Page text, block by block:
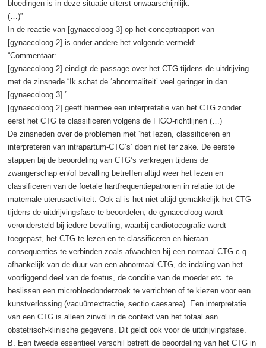
bloedingen is in deze situatie uiterst onwaarschijnlijk.
(…)”
In de reactie van [gynaecoloog 3] op het conceptrapport van
[gynaecoloog 2] is onder andere het volgende vermeld:
“Commentaar:
[gynaecoloog 2] eindigt de passage over het CTG tijdens de uitdrijving
met de zinsnede “Ik schat de ‘abnormaliteit’ veel geringer in dan
[gynaecoloog 3] ”.
[gynaecoloog 2] geeft hiermee een interpretatie van het CTG zonder
eerst het CTG te classificeren volgens de FIGO-richtlijnen (…)
De zinsneden over de problemen met ‘het lezen, classificeren en
interpreteren van intrapartum-CTG’s’ doen niet ter zake. De eerste
stappen bij de beoordeling van CTG’s verkregen tijdens de
zwangerschap en/of bevalling betreffen altijd weer het lezen en
classificeren van de foetale hartfrequentiepatronen in relatie tot de
maternale uterusactiviteit. Ook al is het niet altijd gemakkelijk het CTG
tijdens de uitdrijvingsfase te beoordelen, de gynaecoloog wordt
verondersteld bij iedere bevalling, waarbij cardiotocografie wordt
toegepast, het CTG te lezen en te classificeren en hieraan
consequenties te verbinden zoals afwachten bij een normaal CTG c.q.
afhankelijk van de duur van een abnormaal CTG, de indaling van het
voorliggend deel van de foetus, de conditie van de moeder etc. te
beslissen een microbloedonderzoek te verrichten of te kiezen voor een
kunstverlossing (vacuümextractie, sectio caesarea). Een interpretatie
van een CTG is alleen zinvol in de context van het totaal aan
obstetrisch-klinische gegevens. Dit geldt ook voor de uitdrijvingsfase.
B. Een tweede essentieel verschil betreft de beoordeling van het CTG in